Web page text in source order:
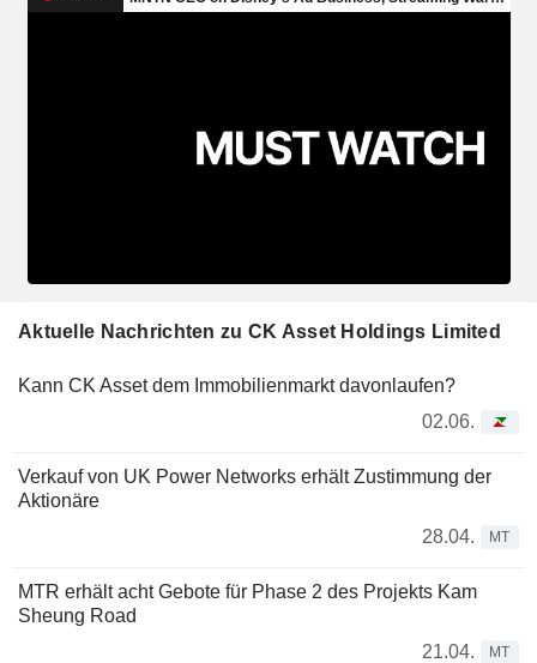
Aktuelle Nachrichten zu CK Asset Holdings Limited
Kann CK Asset dem Immobilienmarkt davonlaufen?
02.06.
Verkauf von UK Power Networks erhält Zustimmung der
Aktionäre
28.04.
MT
MTR erhält acht Gebote für Phase 2 des Projekts Kam
Sheung Road
21.04.
MT